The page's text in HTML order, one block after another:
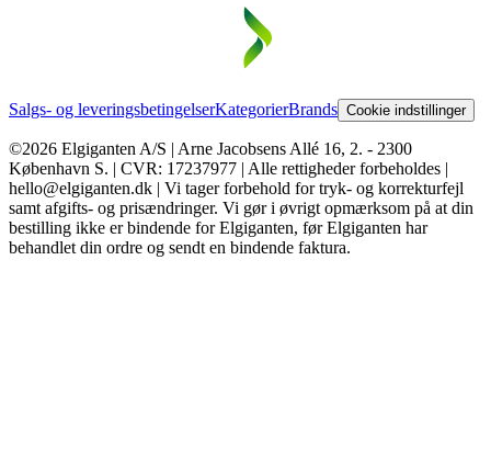
Salgs- og leveringsbetingelserKategorierBrands Cookie indstillinger
©2026 Elgiganten A/S | Arne Jacobsens Allé 16, 2. - 2300
København S. | CVR: 17237977 | Alle rettigheder forbeholdes |
hello@elgiganten.dk | Vi tager forbehold for tryk- og korrekturfejl
samt afgifts- og prisændringer. Vi gør i øvrigt opmærksom på at din
bestilling ikke er bindende for Elgiganten, før Elgiganten har
behandlet din ordre og sendt en bindende faktura.